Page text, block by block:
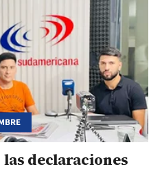
declaraciones